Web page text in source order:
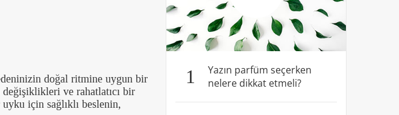
doğal ritmine uygun bir
ve rahatlatıcı bir
için sağlıklı beslenin,
1
Yazın parfüm seçerken
nelere dikkat etmeli?